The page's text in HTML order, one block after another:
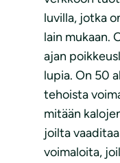
luvilla, jotka
lain mukaan.
ajan
lupia. On 50
tehoista
mitään
joilta
voimaloita,